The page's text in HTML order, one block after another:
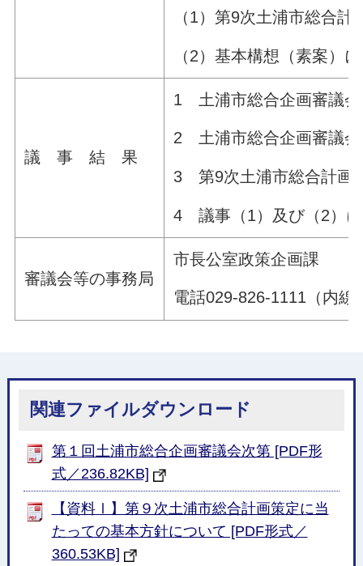
（1）第9次土浦市総合
（2）基本構想（素案）
議 事 結 果
1 土浦市総合企画審議会
2 土浦市総合企画審議会
3 第9次土浦市総合計画
4 議事（1）及び（2）に
審議会等の事務局
市長公室政策企画課
電話029-826-1111（内線
関連ファイルダウンロード
第１回土浦市総合企画審議会次第 [PDF形
式／236.82KB]
【資料Ⅰ】第９次土浦市総合計画策定に当
たっての基本方針について [PDF形式／
360.53KB]